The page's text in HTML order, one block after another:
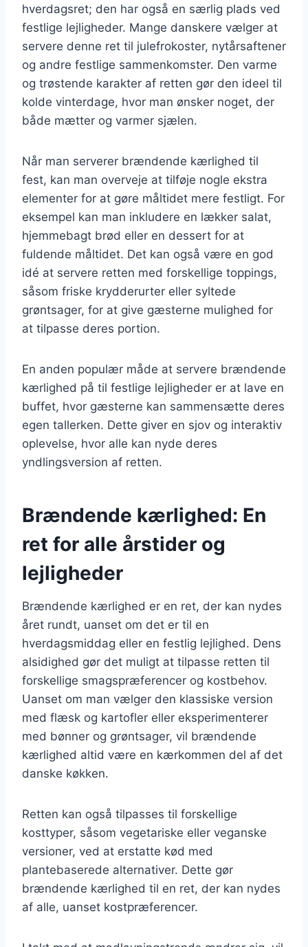
hverdagsret; den har også en særlig plads ved
festlige lejligheder. Mange danskere vælger at
servere denne ret til julefrokoster, nytårsaftener
og andre festlige sammenkomster. Den varme
og trøstende karakter af retten gør den ideel til
kolde vinterdage, hvor man ønsker noget, der
både mætter og varmer sjælen.
Når man serverer brændende kærlighed til
fest, kan man overveje at tilføje nogle ekstra
elementer for at gøre måltidet mere festligt. For
eksempel kan man inkludere en lækker salat,
hjemmebagt brød eller en dessert for at
fuldende måltidet. Det kan også være en god
idé at servere retten med forskellige toppings,
såsom friske krydderurter eller syltede
grøntsager, for at give gæsterne mulighed for
at tilpasse deres portion.
En anden populær måde at servere brændende
kærlighed på til festlige lejligheder er at lave en
buffet, hvor gæsterne kan sammensætte deres
egen tallerken. Dette giver en sjov og interaktiv
oplevelse, hvor alle kan nyde deres
yndlingsversion af retten.
Brændende kærlighed: En
ret for alle årstider og
lejligheder
Brændende kærlighed er en ret, der kan nydes
året rundt, uanset om det er til en
hverdagsmiddag eller en festlig lejlighed. Dens
alsidighed gør det muligt at tilpasse retten til
forskellige smagspræferencer og kostbehov.
Uanset om man vælger den klassiske version
med flæsk og kartofler eller eksperimenterer
med bønner og grøntsager, vil brændende
kærlighed altid være en kærkommen del af det
danske køkken.
Retten kan også tilpasses til forskellige
kosttyper, såsom vegetariske eller veganske
versioner, ved at erstatte kød med
plantebaserede alternativer. Dette gør
brændende kærlighed til en ret, der kan nydes
af alle, uanset kostpræferencer.